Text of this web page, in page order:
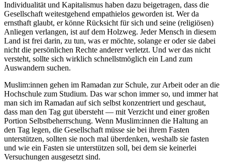
Individualität und Kapitalismus haben dazu beigetragen, dass die
Gesellschaft weitestgehend empathielos geworden ist. Wer da
ernsthaft glaubt, er könne Rücksicht für sich und seine (religiösen)
Anliegen verlangen, ist auf dem Holzweg. Jeder Mensch in diesem
Land ist frei darin, zu tun, was er möchte, solange er oder sie dabei
nicht die persönlichen Rechte anderer verletzt. Und wer das nicht
versteht, sollte sich wirklich schnellstmöglich ein Land zum
Auswandern suchen.
Muslim:innen gehen im Ramadan zur Schule, zur Arbeit oder an die
Hochschule zum Studium. Das war schon immer so, und immer hat
man sich im Ramadan auf sich selbst konzentriert und geschaut,
dass man den Tag gut übersteht — mit Verzicht und einer großen
Portion Selbstbeherrschung. Wenn Muslim:innen die Haltung an
den Tag legen, die Gesellschaft müsse sie bei ihrem Fasten
unterstützen, sollten sie noch mal überdenken, weshalb sie fasten
und wie ein Fasten sie unterstützen soll, bei dem sie keinerlei
Versuchungen ausgesetzt sind.